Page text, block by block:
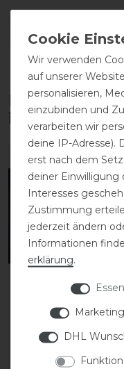
Diese
interessieren
Collection
aus Leder u. Nylon
Wir verwenden
auf unserer
personalisieren,
einzubinden und
verarbeiten wir
deine IP-Adresse).
erst nach dem
deiner
Interesses
Zustimmung
jederzeit ändern
Informationen
erklärung.
Marketing
DHL